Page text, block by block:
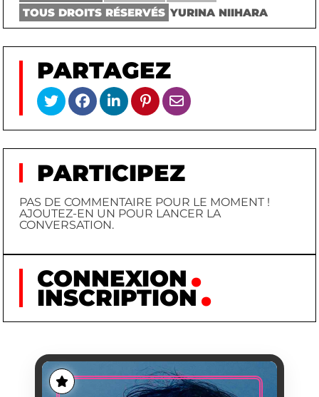
TOUS DROITS RÉSERVÉS YURINA NIIHARA
PARTAGEZ
PARTICIPEZ
PAS DE COMMENTAIRE POUR LE MOMENT !
AJOUTEZ-EN UN POUR LANCER LA
CONVERSATION.
CONNEXION
INSCRIPTION
YONEZU KENSHI